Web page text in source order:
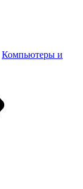
Компьютеры и